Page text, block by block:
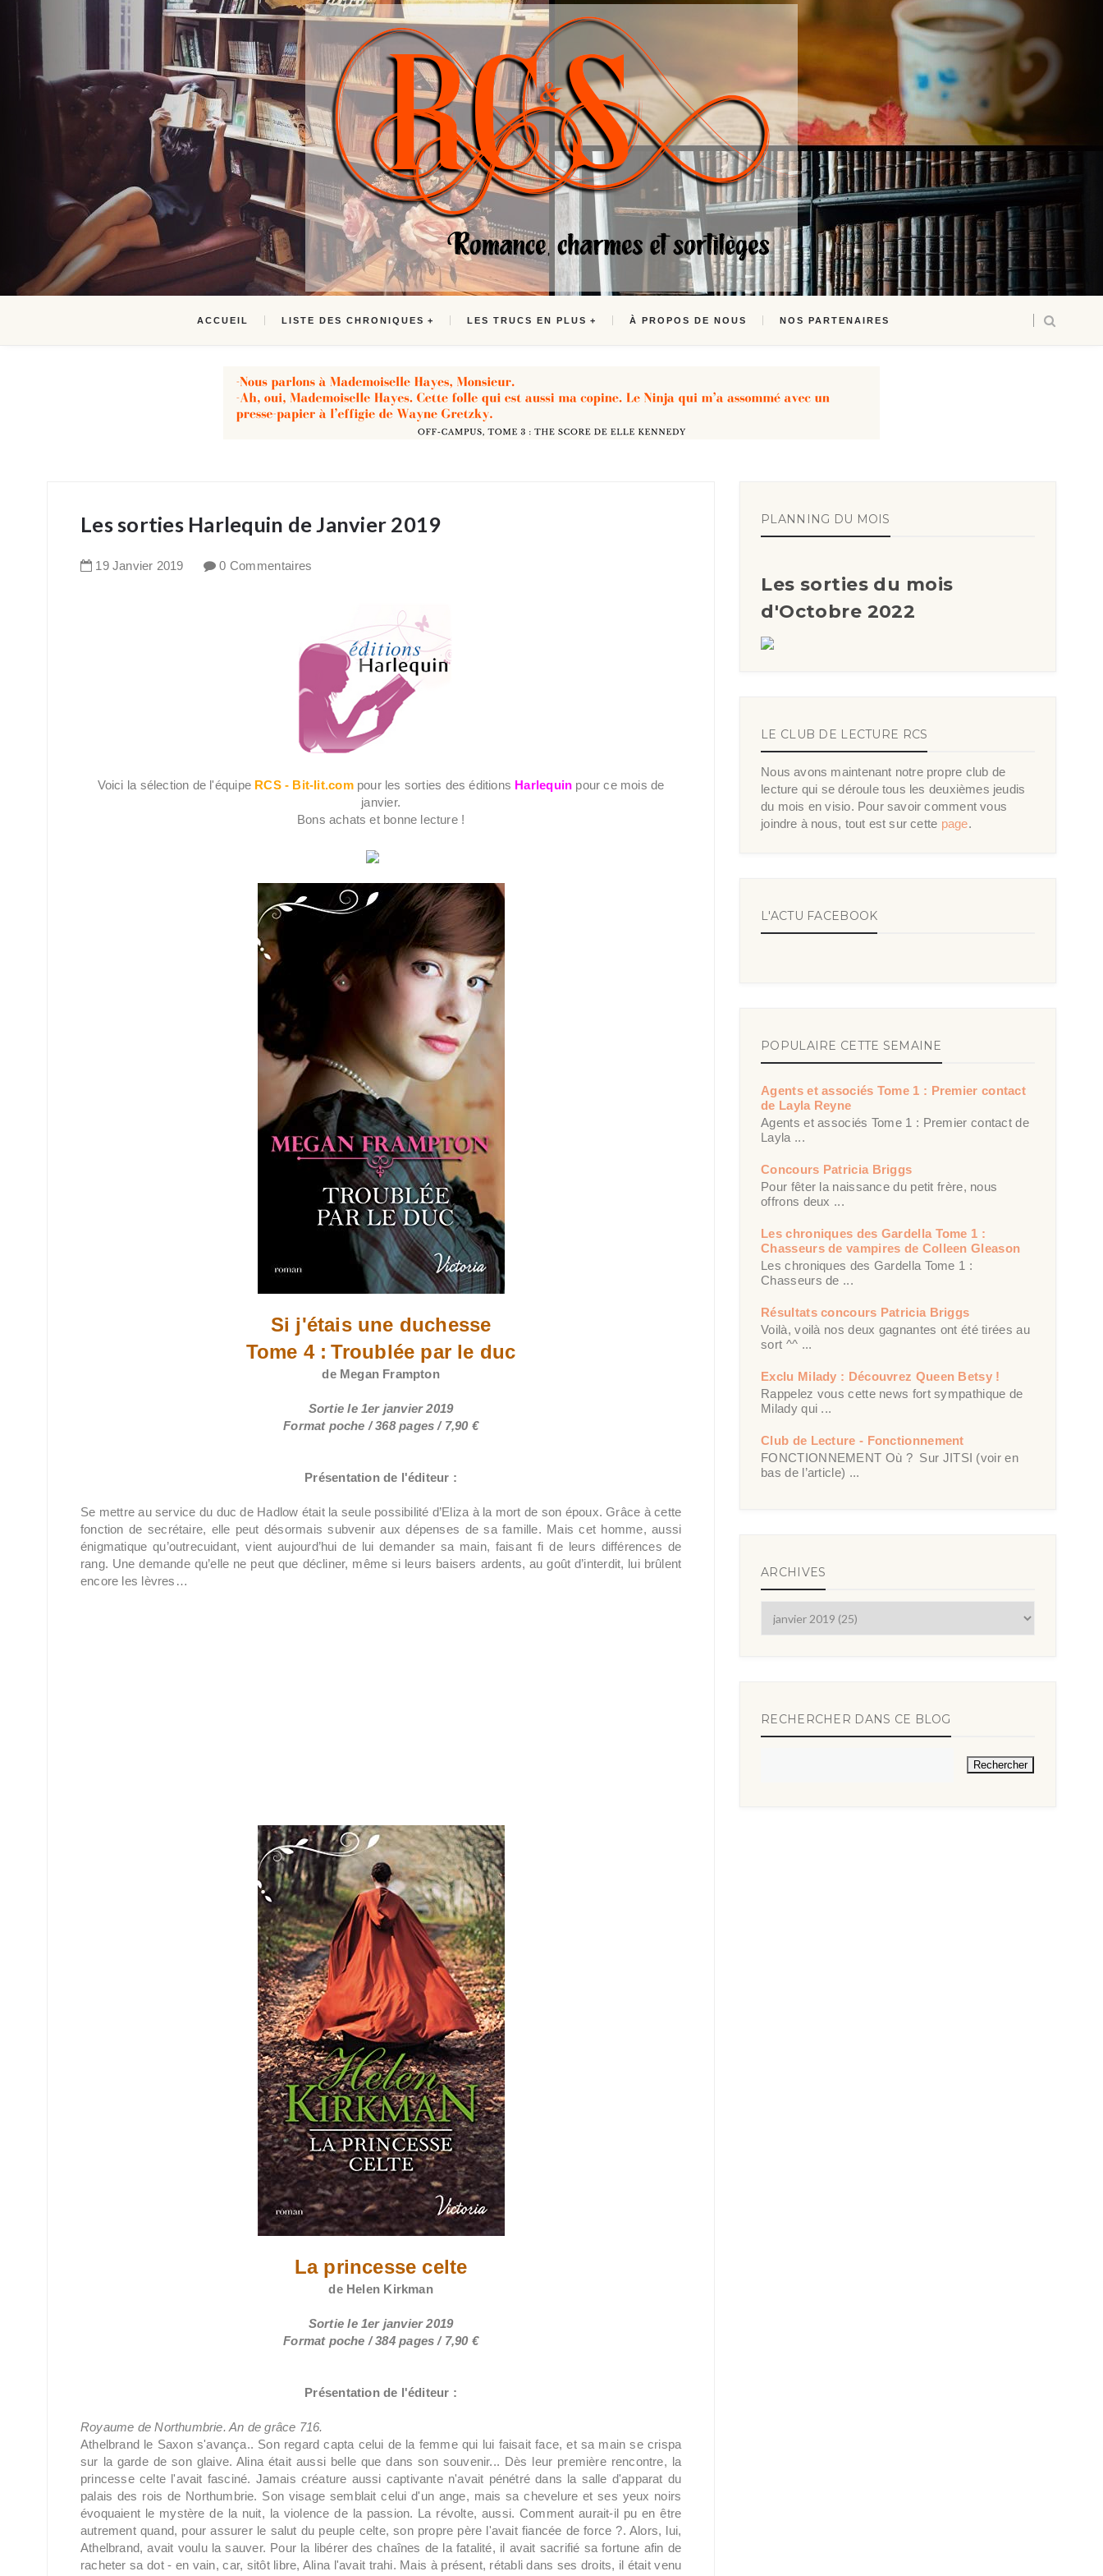
ACCUEIL LISTE DES CHRONIQUES LES TRUCS EN PLUS À PROPOS DE NOUS NOS PARTENAIRES
Les sorties Harlequin de Janvier 2019
19 Janvier 2019 0 Commentaires
Voici la sélection de l'équipe RCS - Bit-lit.compour les sorties des éditions Harlequin pour ce mois de
janvier.
Bons achats et bonne lecture !
Si j'étais une duchesse
Tome 4 : Troublée par le duc
de Megan Frampton
Sortie le 1er janvier 2019
Format poche / 368 pages / 7,90 €
Présentation de l'éditeur :
Se mettre au service du duc de Hadlow était la seule possibilité d’Eliza à la mort de son époux. Grâce à cette
fonction de secrétaire, elle peut désormais subvenir aux dépenses de sa famille. Mais cet homme, aussi
énigmatique qu’outrecuidant, vient aujourd’hui de lui demander sa main, faisant fi de leurs différences de
rang. Une demande qu’elle ne peut que décliner, même si leurs baisers ardents, au goût d’interdit, lui brûlent
encore les lèvres…
La princesse celte
de Helen Kirkman
Sortie le 1er janvier 2019
Format poche / 384 pages / 7,90 €
Présentation de l'éditeur :
Royaume de Northumbrie. An de grâce 716.
Athelbrand le Saxon s'avança.. Son regard capta celui de la femme qui lui faisait face, et sa main se crispa
sur la garde de son glaive. Alina était aussi belle que dans son souvenir... Dès leur première rencontre, la
princesse celte l'avait fasciné. Jamais créature aussi captivante n'avait pénétré dans la salle d'apparat du
palais des rois de Northumbrie. Son visage semblait celui d'un ange, mais sa chevelure et ses yeux noirs
évoquaient le mystère de la nuit, la violence de la passion. La révolte, aussi. Comment aurait-il pu en être
autrement quand, pour assurer le salut du peuple celte, son propre père l'avait fiancée de force ?. Alors, lui,
Athelbrand, avait voulu la sauver. Pour la libérer des chaînes de la fatalité, il avait sacrifié sa fortune afin de
racheter sa dot - en vain, car, sitôt libre, Alina l'avait trahi. Mais à présent, rétabli dans ses droits, il était venu
PLANNING DU MOIS
Les sorties du mois
d'Octobre 2022
LE CLUB DE LECTURE RCS
Nous avons maintenant notre propre club de
lecture qui se déroule tous les deuxièmes jeudis
du mois en visio. Pour savoir comment vous
joindre à nous, tout est sur cette page.
L'ACTU FACEBOOK
POPULAIRE CETTE SEMAINE
Agents et associés Tome 1 : Premier contact
de Layla Reyne
Agents et associés Tome 1 : Premier contact de
Layla ...
Concours Patricia Briggs
Pour fêter la naissance du petit frère, nous
offrons deux ...
Les chroniques des Gardella Tome 1 :
Chasseurs de vampires de Colleen Gleason
Les chroniques des Gardella Tome 1 :
Chasseurs de ...
Résultats concours Patricia Briggs
Voilà, voilà nos deux gagnantes ont été tirées au
sort ^^ ...
Exclu Milady : Découvrez Queen Betsy !
Rappelez vous cette news fort sympathique de
Milady qui ...
Club de Lecture - Fonctionnement
FONCTIONNEMENT Où ? Sur JITSI (voir en
bas de l’article) ...
ARCHIVES
RECHERCHER DANS CE BLOG